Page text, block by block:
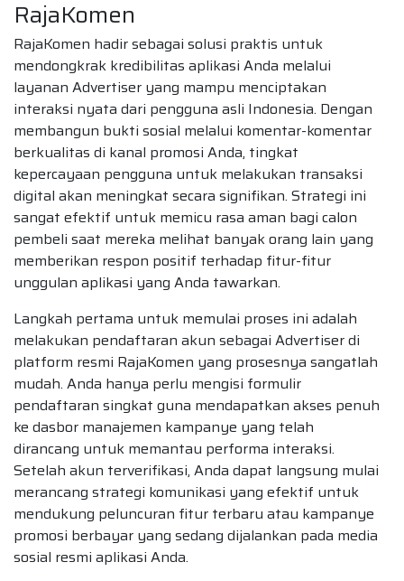
RajaKomen
RajaKomen hadir sebagai solusi praktis untuk
mendongkrak kredibilitas aplikasi Anda melalui
layanan Advertiser yang mampu menciptakan
interaksi nyata dari pengguna asli Indonesia. Dengan
membangun bukti sosial melalui komentar-komentar
berkualitas di kanal promosi Anda, tingkat
kepercayaan pengguna untuk melakukan transaksi
digital akan meningkat secara signifikan. Strategi ini
sangat efektif untuk memicu rasa aman bagi calon
pembeli saat mereka melihat banyak orang lain yang
memberikan respon positif terhadap fitur-fitur
unggulan aplikasi yang Anda tawarkan.
Langkah pertama untuk memulai proses ini adalah
melakukan pendaftaran akun sebagai Advertiser di
platform resmi RajaKomen yang prosesnya sangatlah
mudah. Anda hanya perlu mengisi formulir
pendaftaran singkat guna mendapatkan akses penuh
ke dasbor manajemen kampanye yang telah
dirancang untuk memantau performa interaksi.
Setelah akun terverifikasi, Anda dapat langsung mulai
merancang strategi komunikasi yang efektif untuk
mendukung peluncuran fitur terbaru atau kampanye
promosi berbayar yang sedang dijalankan pada media
sosial resmi aplikasi Anda.